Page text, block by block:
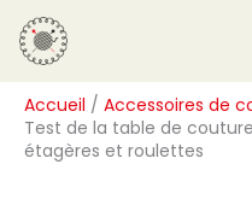
Aller
au
contenu
Accueil
Accessoires de
Test de la table de couture
étagères et roulettes
R
e
c
h
e